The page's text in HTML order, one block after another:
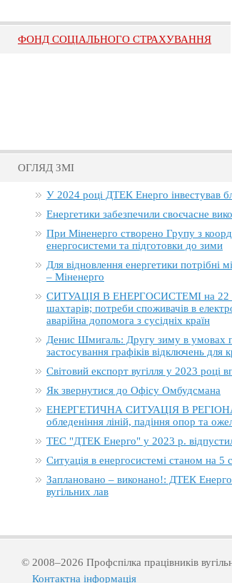
ФОНД СОЦІАЛЬНОГО СТРАХУВАННЯ
ОГЛЯД ЗМІ
У 2024 році ДТЕК Енерго інвестував
Енергетики забезпечили своєчасне
При Міненерго створено Групу з
енергосистеми та підготовки до зими
Для відновлення енергетики потрібні
– Міненерго
СИТУАЦІЯ В ЕНЕРГОСИСТЕМІ на 22
шахтарів; потреби споживачів в
аварійна допомога з сусідніх країн
Денис Шмигаль: Другу зиму в умовах
застосування графіків відключень для
Світовий експорт вугілля у 2023 році
Як звернутися до Офісу Омбудсмана
ЕНЕРГЕТИЧНА СИТУАЦІЯ В РЕГІОНАХ
обледеніння ліній, падіння опор та
ТЕС "ДТЕК Енерго" у 2023 р.
Ситуація в енергосистемі станом на 5
Заплановано – виконано!: ДТЕК
вугільних лав
© 2008–2026 Профспілка працівників
Контактна інформація